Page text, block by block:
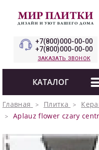
+7(800)000-00-00
+7(800)000-00-00
ЗАКАЗАТЬ ЗВОНОК
КАТАЛОГ
Главная Плитка
Aplauz flower czary